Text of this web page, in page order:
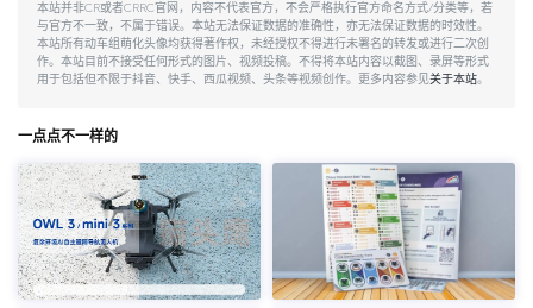
本站并非CR或者CRRC官网，内容不代表官方，不会严格执行官方命名方式/分类等，若
与官方不一致，不属于错误。本站无法保证数据的准确性，亦无法保证数据的时效性。
本站所有动车组萌化头像均获得著作权，未经授权不得进行未署名的转发或进行二次创
作。本站目前不接受任何形式的图片、视频投稿。不得将本站内容以截图、录屏等形式
用于包括但不限于抖音、快手、西瓜视频、头条等视频创作。更多内容参见关于本站。
一点点不一样的